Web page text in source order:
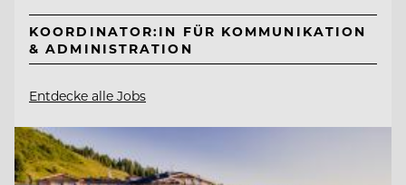
KOORDINATOR:IN FÜR KOMMUNIKATION
& ADMINISTRATION
Entdecke alle Jobs